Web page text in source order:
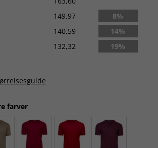
dage uden logo. Ca. 2 uger med logo fra
149,97
8%
140,59
14%
132,32 19%
farver